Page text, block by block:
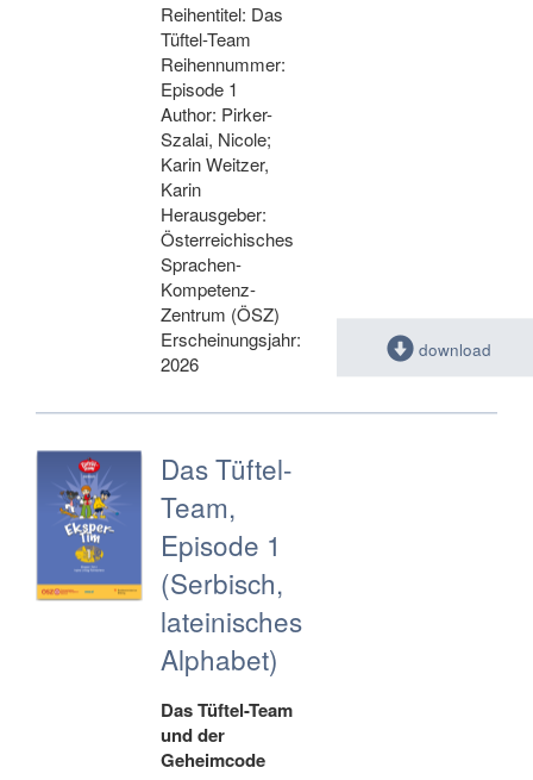
Reihentitel: Das
Tüftel-Team
Reihennummer:
Episode 1
Author: Pirker-
Szalai, Nicole;
Karin Weitzer,
Karin
Herausgeber:
Österreichisches
Sprachen-
Kompetenz-
Zentrum (ÖSZ)
Erscheinungsjahr:
2026
download
Das Tüftel-
Team,
Episode 1
(Serbisch,
lateinisches
Alphabet)
Das Tüftel-Team
und der
Geheimcode